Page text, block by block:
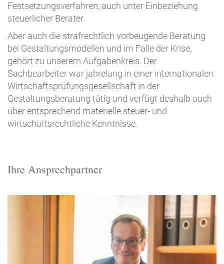
Festsetzungsverfahren, auch unter Einbeziehung
steuerlicher Berater.
Aber auch die strafrechtlich vorbeugende Beratung
bei Gestaltungsmodellen und im Falle der Krise,
gehört zu unserem Aufgabenkreis. Der
Sachbearbeiter war jahrelang in einer internationalen
Wirtschaftsprüfungsgesellschaft in der
Gestaltungsberatung tätig und verfügt deshalb auch
über entsprechend materielle steuer- und
wirtschaftsrechtliche Kenntnisse.
Ihre Ansprechpartner